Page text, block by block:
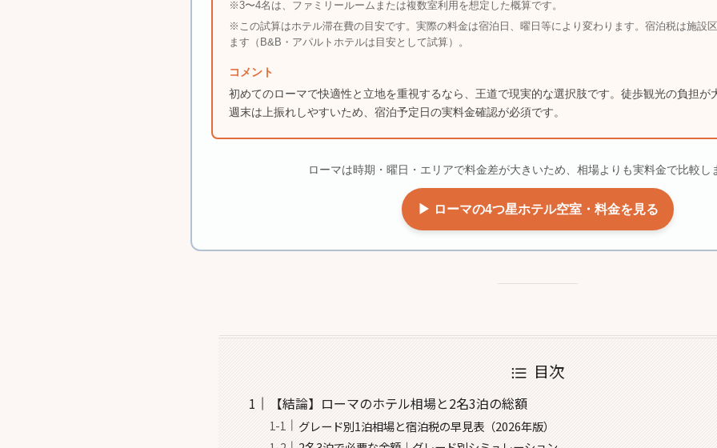
※3〜4名は、ファミリールームまたは複数室利用を想定した概算です。
※この試算はホテル滞在費の目安です。実際の料金は宿泊日、曜日等により変わります。宿泊税は施設
ます（B&B・アパルトホテルは目安として試算）。
コメント
初めてのローマで快適性と立地を重視するなら、王道で現実的な選択肢です。徒歩観光の負担が
週末は上振れしやすいため、宿泊予定日の実料金確認が必須です。
ローマは時期・曜日・エリアで料金差が大きいため、相場よりも実料金で比較し
▶ ローマの4つ星ホテル空室・料金を見る
目次
【結論】ローマのホテル相場と2名3泊の総額
グレード別1泊相場と宿泊税の早見表（2026年版）